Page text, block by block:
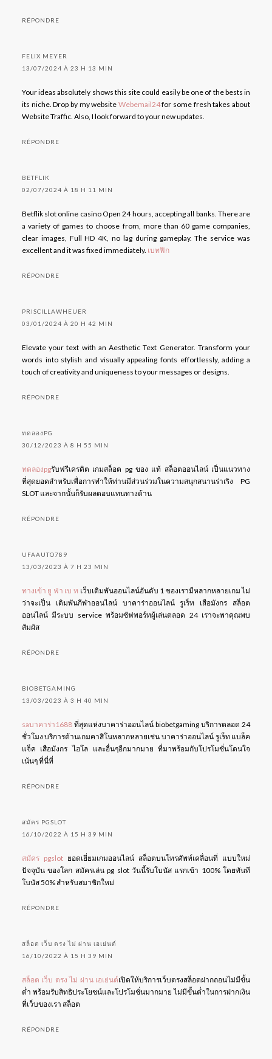
RÉPONDRE
FELIX MEYER
13/07/2024 À 23 H 13 MIN
Your ideas absolutely shows this site could easily be one of the bests in
its niche. Drop by my website Webemail24for some fresh takes about
Website Traffic. Also, I look forward to your new updates.
RÉPONDRE
BETFLIK
02/07/2024 À 18 H 11 MIN
Betflik slot online casino Open 24 hours, accepting all banks. There are
a variety of games to choose from, more than 60 game companies,
clear images, Full HD 4K, no lag during gameplay. The service was
excellent and it was fixed immediately. เบทฟิก
RÉPONDRE
PRISCILLAWHEUER
03/01/2024 À 20 H 42 MIN
Elevate your text with an Aesthetic Text Generator. Transform your
words into stylish and visually appealing fonts effortlessly, adding a
touch of creativity and uniqueness to your messages or designs.
RÉPONDRE
ทดลองPG
30/12/2023 À 8 H 55 MIN
ทดลองpgรับฟรีเครดิต เกมสล็อต pg ของ แท้ สล็อตออนไลน์ เป็นแนวทาง
ที่สุดยอดสำหรับเพื่อการทำให้ท่านมีส่วนร่วมในความสนุกสนานร่าเริง PG
SLOT และจากนั้นก็รับผลตอบแทนทางด้าน
RÉPONDRE
UFAAUTO789
13/03/2023 À 7 H 23 MIN
ทางเข้า ยู ฟ่า เบ ท เว็บเดิมพันออนไลน์อันดับ 1 ของเรามีหลากหลายเกม ไม่
ว่าจะเป็น เดิมพันกีฬาออนไลน์ บาคาร่าออนไลน์ รูเร็ท เสือมังกร สล็อต
ออนไลน์ มีระบบ service พร้อมซัฟพอร์ทผู้เล่นตลอด 24 เราจะพาคุณพบ
สัมผัส
RÉPONDRE
BIOBETGAMING
13/03/2023 À 3 H 40 MIN
saบาคาร่า1688ที่สุดแห่งบาคาร่าออนไลน์ biobetgaming บริการตลอด 24
ชั่วโมง บริการด้านเกมคาสิโนหลากหลายเช่น บาคาร่าออนไลน์ รูเร็ท แบล็ค
แจ็ค เสือมังกร ไฮโล และอื่นๆอีกมากมาย ที่มาพร้อมกับโปรโมชั่นโดนใจ
เน้นๆ ที่นี่ที่
RÉPONDRE
สมัคร PGSLOT
16/10/2022 À 15 H 39 MIN
สมัคร pgslotยอดเยี่ยมเกมออนไลน์ สล็อตบนโทรศัพท์เคลื่อนที่ แบบใหม่
ปัจจุบัน ของโลก สมัครเล่น pg slot วันนี้รับโบนัส แรกเข้า 100% โดยทันที
โบนัส 50% สำหรับสมาชิกใหม่
RÉPONDRE
สล็อต เว็บ ตรง ไม่ ผ่าน เอเย่นต์
16/10/2022 À 15 H 39 MIN
สล็อต เว็บ ตรง ไม่ ผ่าน เอเย่นต์เปิดให้บริการเว็บตรงสล็อตฝากถอนไม่มีขั้น
ต่ำ พร้อมรับสิทธิประโยชน์และโปรโมชั่นมากมาย ไม่มีขั้นต่ำในการฝากเงิน
ที่เว็บของเรา สล็อต
RÉPONDRE